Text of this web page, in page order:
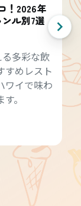
！2026年
ル別7選
多彩な飲
すめレスト
ワイで味わ
。